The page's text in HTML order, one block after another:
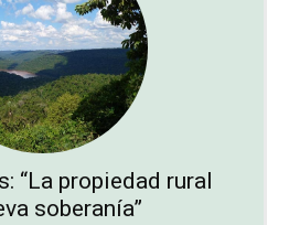
“La propiedad rural
soberanía”